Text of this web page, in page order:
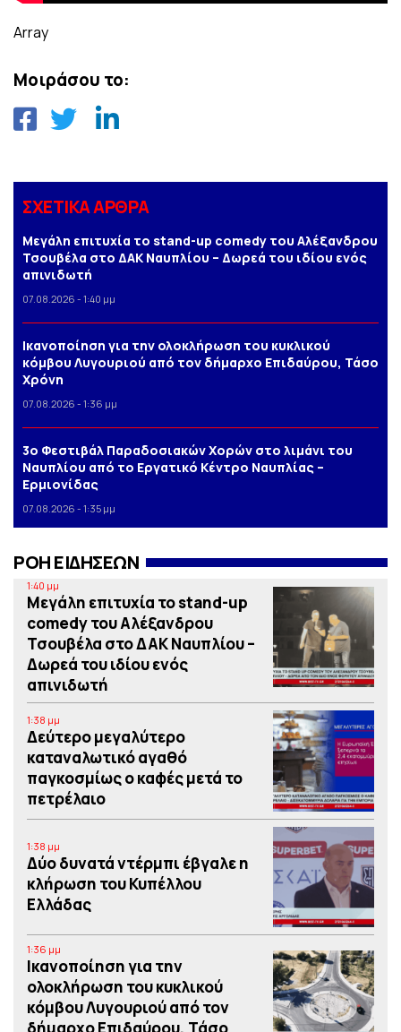
Array
Μοιράσου το:
ΣΧΕΤΙΚΑ ΑΡΘΡΑ
Μεγάλη επιτυχία το stand-up comedy του Αλέξανδρου
Τσουβέλα στο ΔΑΚ Ναυπλίου – Δωρεά του ιδίου ενός
απινιδωτή
07.08.2026 - 1:40 μμ
Iκανοποίηση για την ολοκλήρωση του κυκλικού
κόμβου Λυγουριού από τον δήμαρχο Επιδαύρου, Τάσο
Χρόνη
07.08.2026 - 1:36 μμ
3o Φεστιβάλ Παραδοσιακών Χορών στο λιμάνι του
Ναυπλίου από το Εργατικό Κέντρο Ναυπλίας –
Ερμιονίδας
07.08.2026 - 1:35 μμ
ΡΟΗ ΕΙΔΗΣΕΩΝ
1:40 μμ
Μεγάλη επιτυχία το stand-up
comedy του Αλέξανδρου
Τσουβέλα στο ΔΑΚ Ναυπλίου –
Δωρεά του ιδίου ενός
απινιδωτή
1:38 μμ
Δεύτερο μεγαλύτερο
καταναλωτικό αγαθό
παγκοσμίως ο καφές μετά το
πετρέλαιο
1:38 μμ
Δύο δυνατά ντέρμπι έβγαλε η
κλήρωση του Κυπέλλου
Ελλάδας
1:36 μμ
Iκανοποίηση για την
ολοκλήρωση του κυκλικού
κόμβου Λυγουριού από τον